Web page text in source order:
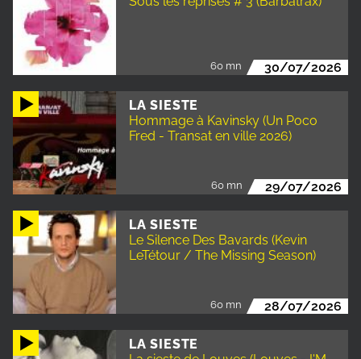
60 mn 30/07/2026
LA SIESTE
Hommage à Kavinsky (Un Poco
Fred - Transat en ville 2026)
60 mn 29/07/2026
LA SIESTE
Le Silence Des Bavards (Kevin
LeTétour / The Missing Season)
60 mn 28/07/2026
LA SIESTE